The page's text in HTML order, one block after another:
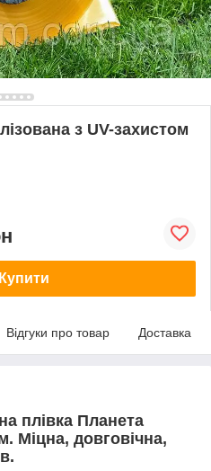
з UV-захистом
Купити
Відгуки про товар Доставка
плівка Планета
Міцна, довговічна,